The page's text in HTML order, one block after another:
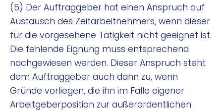
(5) Der Auftraggeber hat einen Anspruch auf
Austausch des Zeitarbeitnehmers, wenn dieser
für die vorgesehene Tätigkeit nicht geeignet ist.
Die fehlende Eignung muss entsprechend
nachgewiesen werden. Dieser Anspruch steht
dem Auftraggeber auch dann zu, wenn
Gründe vorliegen, die ihn im Falle eigener
Arbeitgeberposition zur außerordentlichen